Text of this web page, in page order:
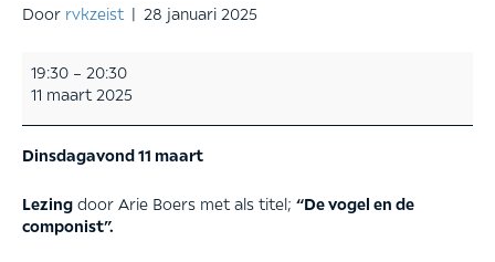
Door rvkzeist | 28 januari 2025
door
Arie
Boers
met
titel;
“De
vogel
19:30 – 20:30
11 maart 2025
Dinsdagavond 11 maart
Lezing door Arie Boers met als titel; “De vogel en de
componist”.